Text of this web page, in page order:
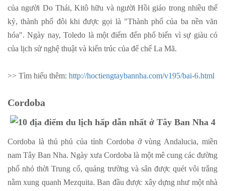
của người Do Thái, Kitô hữu và người Hồi giáo trong nhiều thế
kỷ, thành phố đôi khi được gọi là "Thành phố của ba nền văn
hóa". Ngày nay, Toledo là một điểm đến phổ biến vì sự giàu có
của lịch sử nghệ thuật và kiến trúc của đế chế La Mã.
>> Tìm hiểu thêm: http://hoctiengtaybannha.com/v195/bai-6.html
Cordoba
Cordoba là thủ phủ của tỉnh Cordoba ở vùng Andalucia, miền
nam Tây Ban Nha. Ngày xưa Cordoba là một mê cung các đường
phố nhỏ thời Trung cổ, quảng trường và sân được quét vôi trắng
nằm xung quanh Mezquita. Ban đầu được xây dựng như một nhà